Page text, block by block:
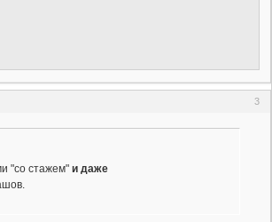
3
"со стажем" и даже